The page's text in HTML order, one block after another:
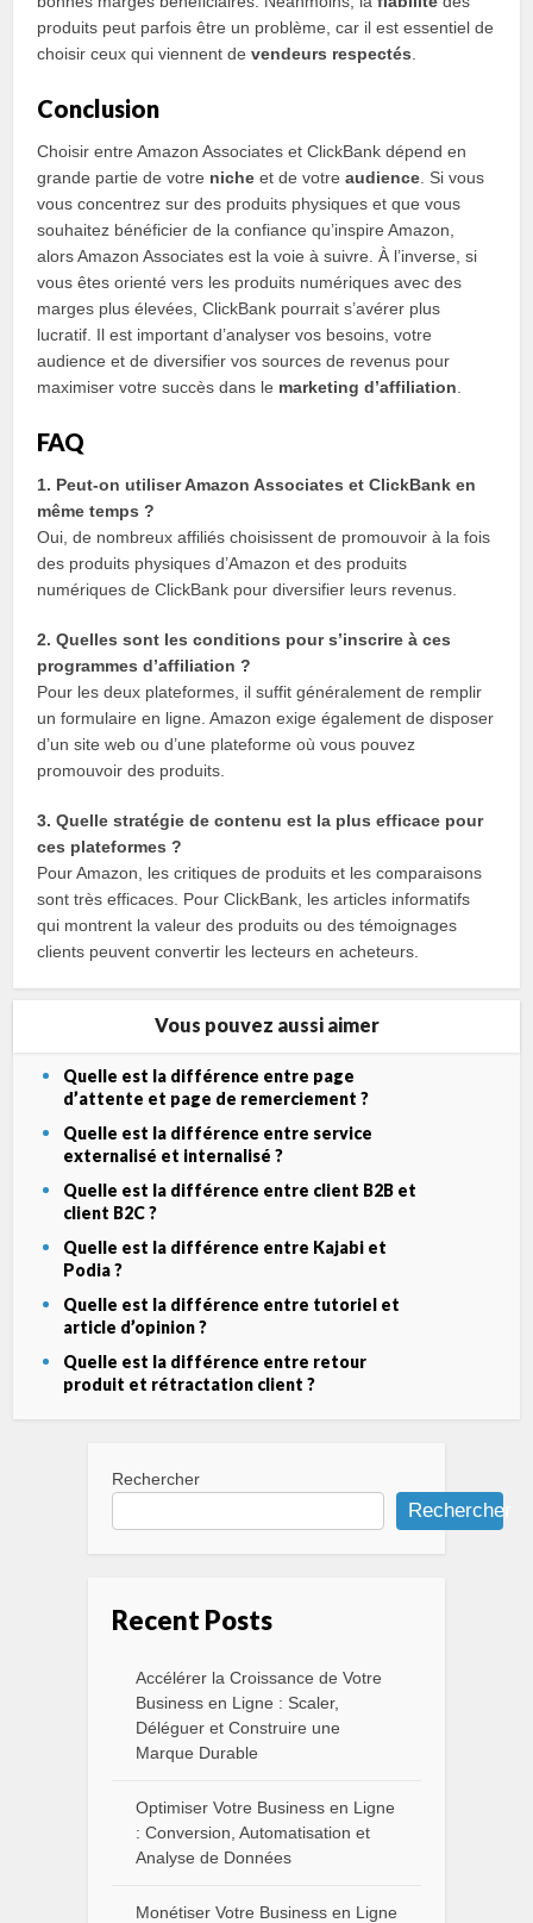
produits peut parfois être un problème, car il est essentiel de
choisir ceux qui viennent devendeurs respectés
Conclusion
Choisir entre Amazon Associates et ClickBank dépend en
grande partie de votre niche et de votreaudience . Si vous
vous concentrez sur des produits physiques et que vous
souhaitez bénéficier de la confiance qu’inspire Amazon,
alors Amazon Associates est la voie à suivre. À l’inverse, si
vous êtes orienté vers les produits numériques avec des
marges plus élevées, ClickBank pourrait s’avérer plus
lucratif. Il est important d’analyser vos besoins, votre
audience et de diversifier vos sources de revenus pour
maximiser votre succès dans le marketing d’affiliation
FAQ
1. Peut-on utiliser Amazon Associates et ClickBank en
même temps ?
Oui, de nombreux affiliés choisissent de promouvoir à la fois
des produits physiques d’Amazon et des produits
numériques de ClickBank pour diversifier leurs revenus.
2. Quelles sont les conditions pour s’inscrire à ces
programmes d’affiliation ?
Pour les deux plateformes, il suffit généralement de remplir
un formulaire en ligne. Amazon exige également de disposer
d’un site web ou d’une plateforme où vous pouvez
promouvoir des produits.
3. Quelle stratégie de contenu est la plus efficace pour
ces plateformes ?
Pour Amazon, les critiques de produits et les comparaisons
sont très efficaces. Pour ClickBank, les articles informatifs
qui montrent la valeur des produits ou des témoignages
clients peuvent convertir les lecteurs en acheteurs.
Vous pouvez aussi aimer
Quelle est la différence entre page
d’attente et page de remerciement ?
Quelle est la différence entre service
externalisé et internalisé ?
Quelle est la différence entre client B2B et
client B2C ?
Quelle est la différence entre Kajabi et
Podia ?
Quelle est la différence entre tutoriel et
article d’opinion ?
Quelle est la différence entre retour
produit et rétractation client ?
Rechercher
Rechercher
Recent Posts
Accélérer la Croissance de Votre
Business en Ligne : Scaler,
Déléguer et Construire une
Marque Durable
Optimiser Votre Business en Ligne
: Conversion, Automatisation et
Analyse de Données
Monétiser Votre Business en Ligne